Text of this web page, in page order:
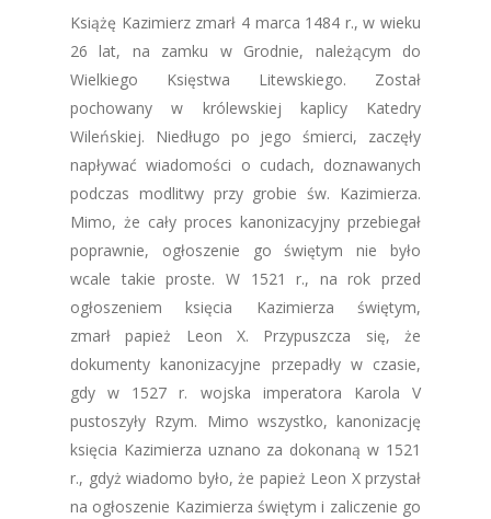
Książę Kazimierz zmarł 4 marca 1484 r., w wieku
26 lat, na zamku w Grodnie, należącym do
Wielkiego Księstwa Litewskiego. Został
pochowany w królewskiej kaplicy Katedry
Wileńskiej. Niedługo po jego śmierci, zaczęły
napływać wiadomości o cudach, doznawanych
podczas modlitwy przy grobie św. Kazimierza.
Mimo, że cały proces kanonizacyjny przebiegał
poprawnie, ogłoszenie go świętym nie było
wcale takie proste. W 1521 r., na rok przed
ogłoszeniem księcia Kazimierza świętym,
zmarł papież Leon X. Przypuszcza się, że
dokumenty kanonizacyjne przepadły w czasie,
gdy w 1527 r. wojska imperatora Karola V
pustoszyły Rzym. Mimo wszystko, kanonizację
księcia Kazimierza uznano za dokonaną w 1521
r., gdyż wiadomo było, że papież Leon X przystał
na ogłoszenie Kazimierza świętym i zaliczenie go